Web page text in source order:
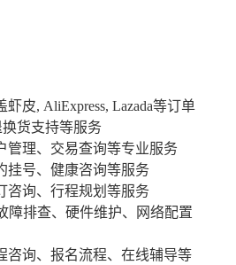
虾皮, AliExpress, Lazada等订单
货支持等服务
管理、交易查询等专业服务
挂号、健康咨询等服务
咨询、行程规划等服务
障排查、硬件维护、网络配置
咨询、报名流程、在线辅导等